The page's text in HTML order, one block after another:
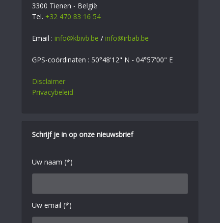
3300 Tienen - België
Tel. +32 470 83 16 54
Email : info@kbivb.be / info@irbab.be
GPS-coördinaten : 50°48'12" N - 04°57'00" E
Disclaimer
Privacybeleid
Schrijf je in op onze nieuwsbrief
Uw naam (*)
Uw email (*)